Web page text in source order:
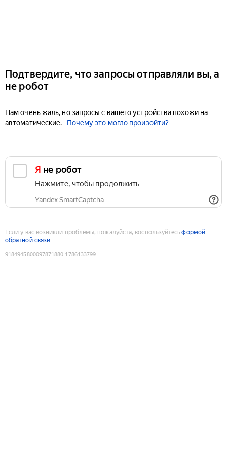
Подтвердите, что запросы отправляли вы, а
не робот
Нам очень жаль, но запросы с вашего устройства похожи на
автоматические.
Почему это могло произойти?
Я не робот
Нажмите, чтобы продолжить
Yandex SmartCaptcha
Если у вас возникли проблемы, пожалуйста, воспользуйтесьформой
обратной связи
9184945800097871880:1786133799